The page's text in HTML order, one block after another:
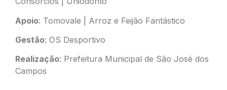
Apoio: Tomovale | Arroz e Feijão Fantástico
Gestão: OS Desportivo
Realização: Prefeitura Municipal de São José dos
Campos